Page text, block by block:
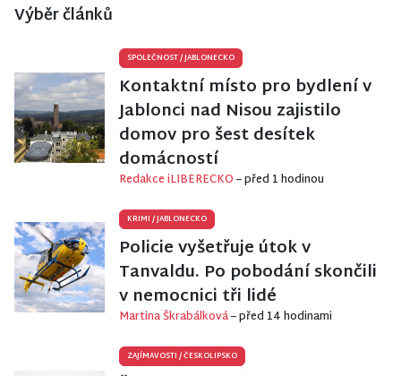
Výběr článků
SPOLEČNOST/JABLONECKO
Kontaktní místo pro bydlení v
Jablonci nad Nisou zajistilo
domov pro šest desítek
domácností
Redakce iLIBERECKO– před 1 hodinou
KRIMI /JABLONECKO
Policie vyšetřuje útok v
Tanvaldu. Po pobodání skončili
v nemocnici tři lidé
Martina Škrabálková– před 14 hodinami
ZAJÍMAVOSTI /ČESKOLIPSKO